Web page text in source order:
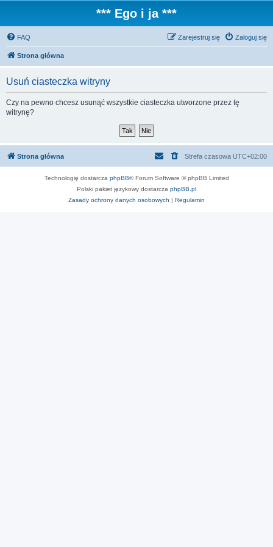
*** Ego i ja ***
FAQ Zaloguj się
Zarejestruj się
Strona główna
Usuń ciasteczka witryny
Czy na pewno chcesz usunąć wszystkie ciasteczka utworzone przez tę
witrynę?
Strona główna Strefa czasowa UTC+02:00
Technologię dostarcza phpBB® Forum Software © phpBB Limited
Polski pakiet językowy dostarcza phpBB.pl
Zasady ochrony danych osobowych | Regulamin